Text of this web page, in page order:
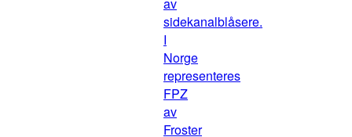
sidekanalblåsere.
I
Norge
representeres
FPZ
av
Froster